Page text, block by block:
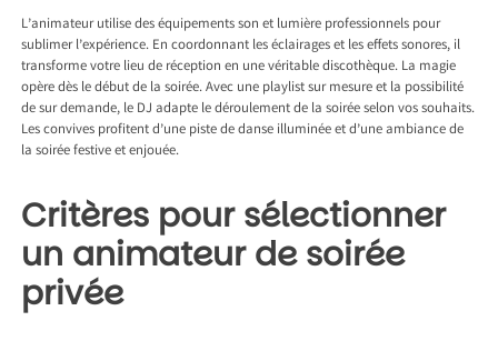
L’animateur utilise des équipements son et lumière professionnels pour
sublimer l’expérience. En coordonnant les éclairages et les effets sonores, il
transforme votre lieu de réception en une véritable discothèque. La magie
opère dès le début de la soirée. Avec une playlist sur mesure et la possibilité
de sur demande, le DJ adapte le déroulement de la soirée selon vos souhaits.
Les convives profitent d’une piste de danse illuminée et d’une ambiance de
la soirée festive et enjouée.
Critères pour sélectionner
un animateur de soirée
privée